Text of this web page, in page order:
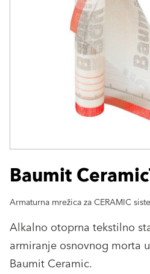
Baumit
Armaturna mrežica za CERAMIC
Alkalno otoprna tekstilno
armiranje osnovnog morta
Baumit Ceramic.